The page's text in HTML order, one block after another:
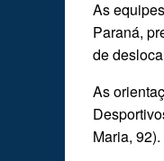
As
Paraná,
de
As
Maria, 92).